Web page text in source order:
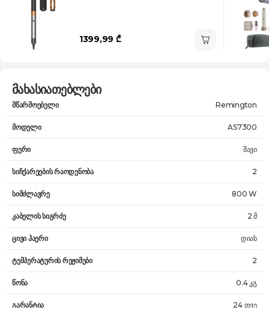
1399,99 ₾
მახასიათებლები
მწარმოებელი Remington
მოდელი AS7300
ფერი შავი
სიჩქარეების რაოდენობა 2
სიმძლავრე 800 W
კაბელის სიგრძე 2 მ
ცივი ჰაერი დიახ
ტემპერატურის რეჟიმები 2
წონა 0.4 კგ
გარანტია 24 თვე